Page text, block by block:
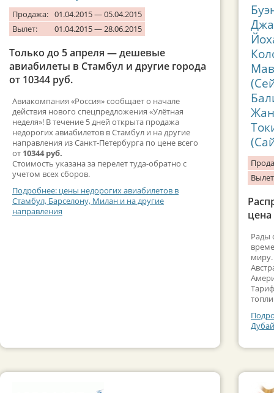
Продажа: 01.04.2015 — 05.04.2015
Вылет:
01.04.2015 — 28.06.2015
Только до 5 апреля — дешевые
авиабилеты в Стамбул и другие города
от 10344 руб.
Авиакомпания «Россия» сообщает о начале
действия нового спецпредложения «Улётная
неделя»! В течение 5 дней открыта продажа
недорогих авиабилетов в Стамбул и на другие
направления из Санкт-Петербурга по цене всего
от 10344 руб.
Стоимость указана за перелет туда-обратно с
учетом всех сборов.
Подробнее: цены недорогих авиабилетов в
Стамбул, Барселону, Милан и на другие
направления
цена
Рады